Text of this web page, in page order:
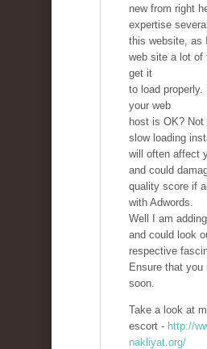
new from right
expertise
this website, as
web site a lot of
get it
to load properly.
your web
host is OK?
slow loading
will often affect
and could
quality score if
with Adwords.
Well I am
and could look
respective
Ensure that
soon.
Take a look at
escort - http://
nakliyat.org/